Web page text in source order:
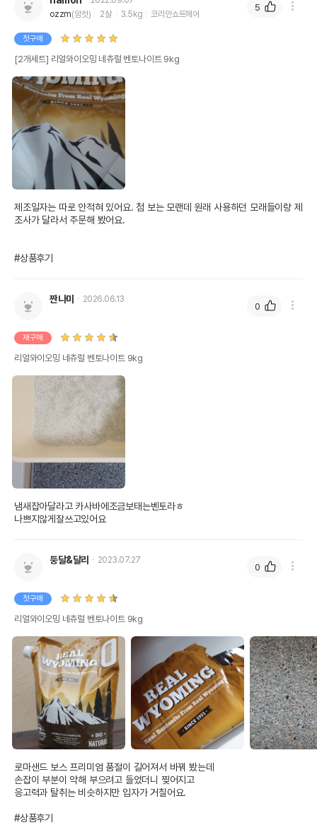
ozzm(암컷) 2살 3.5kg 코리안쇼트헤어
첫구매
[2개세트] 리얼와이오밍 네츄럴 벤토나이트 9kg
제조일자는 따로 안적혀 있어요. 첨 보는 모랜데 원래 사용하던 모래들이랑 제
조사가 달라서 주문해 봤어요.
#상품후기
5
짠나미 2026.06.13
재구매
리얼와이오밍 네츄럴 벤토나이트 9kg
냄새잡아달라고 카사바에조금보태는벤토라ㅎ
나쁘지않게잘쓰고있어요
0
둥달&달리 2023.07.27
첫구매
리얼와이오밍 네츄럴 벤토나이트 9kg
로마샌드 보스 프리미엄 품절이 길어져서 바꿔 봤는데
손잡이 부분이 약해 부으려고 들었더니 찢어지고
응고력과 탈취는 비슷하지만 입자가 거칠어요.
#상품후기
0